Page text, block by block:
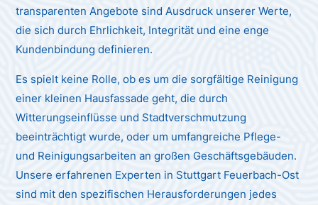
transparenten Angebote sind Ausdruck unserer Werte,
die sich durch Ehrlichkeit, Integrität und eine enge
Kundenbindung definieren.
Es spielt keine Rolle, ob es um die sorgfältige Reinigung
einer kleinen Hausfassade geht, die durch
Witterungseinflüsse und Stadtverschmutzung
beeinträchtigt wurde, oder um umfangreiche Pflege-
und Reinigungsarbeiten an großen Geschäftsgebäuden.
Unsere erfahrenen Experten in Stuttgart Feuerbach-Ost
sind mit den spezifischen Herausforderungen jedes